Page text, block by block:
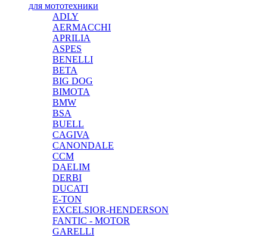
для мототехники
ADLY
AERMACCHI
APRILIA
ASPES
BENELLI
BETA
BIG DOG
BIMOTA
BMW
BSA
BUELL
CAGIVA
CANONDALE
CCM
DAELIM
DERBI
DUCATI
E-TON
EXCELSIOR-HENDERSON
FANTIC - MOTOR
GARELLI